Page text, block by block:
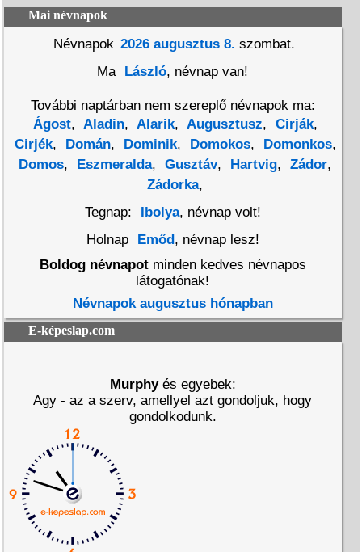
Mai névnapok
Névnapok 2026 augusztus 8. szombat.
Ma
László, névnap van!
További naptárban nem szereplő névnapok ma:
Ágost, Aladin, Alarik, Augusztusz, Cirják,
Cirjék, Domán, Dominik, Domokos, Domonkos,
Domos, Eszmeralda, Gusztáv, Hartvig, Zádor,
Zádorka,
Tegnap:
Ibolya, névnap volt!
Holnap
Emőd , névnap lesz!
Boldog névnapotminden kedves névnapos
látogatónak!
Névnapok augusztus hónapban
E-képeslap.com
Murphyés egyebek:
Agy - az a szerv, amellyel azt gondoljuk, hogy
gondolkodunk.